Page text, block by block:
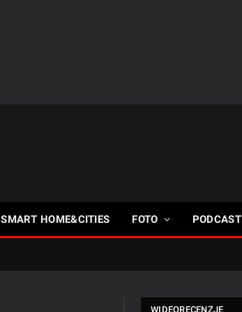
SMART HOME&CITIES FOTO PODCAST
WIDEORECENZJE